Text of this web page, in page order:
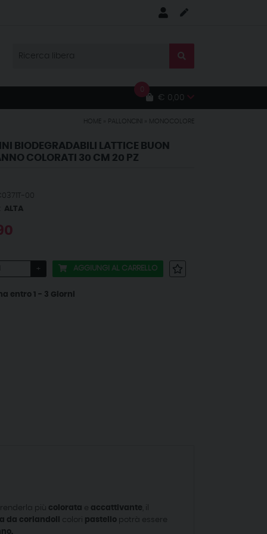
0
€ 0,00
HOME PALLONCINI MONOCOLORE
BIODEGRADABILI LATTICE BUON
COLORATI 30 CM 20 PZ
00
ALTA
+ AGGIUNGI AL CARRELLO
entro 1 - 3 Giorni
più colorata e accattivante , il
da coriandoli
colori pastello potrà essere